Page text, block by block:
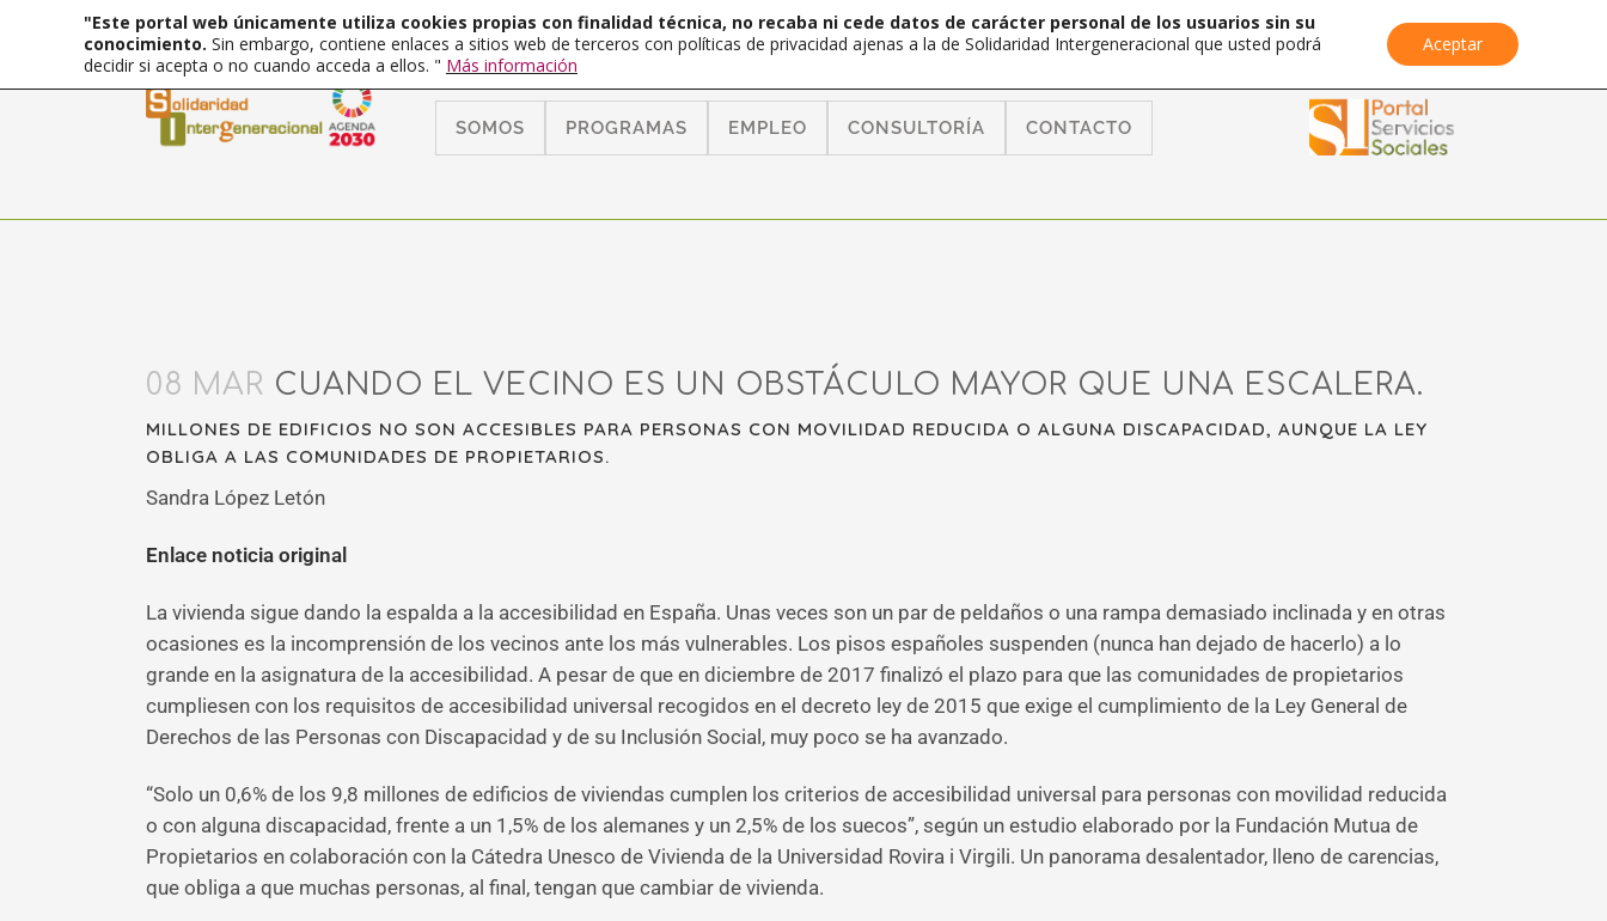
SOMOS PROGRAMAS EMPLEO CONSULTORÍA CONTACTO
08 MAR CUANDO EL VECINO ES UN OBSTÁCULO MAYOR QUE UNA ESCALERA.
MILLONES DE EDIFICIOS NO SON ACCESIBLES PARA PERSONAS CON MOVILIDAD REDUCIDA O ALGUNA DISCAPACIDAD, AUNQUE LA LEY
OBLIGA A LAS COMUNIDADES DE PROPIETARIOS.
Sandra López Letón
Enlace noticia original
La vivienda sigue dando la espalda a la accesibilidad en España. Unas veces son un par de peldaños o una rampa demasiado inclinada y en otras
ocasiones es la incomprensión de los vecinos ante los más vulnerables. Los pisos españoles suspenden (nunca han dejado de hacerlo) a lo
grande en la asignatura de la accesibilidad. A pesar de que en diciembre de 2017 finalizó el plazo para que las comunidades de propietarios
cumpliesen con los requisitos de accesibilidad universal recogidos en el decreto ley de 2015 que exige el cumplimiento de la Ley General de
Derechos de las Personas con Discapacidad y de su Inclusión Social, muy poco se ha avanzado.
“Solo un 0,6% de los 9,8 millones de edificios de viviendas cumplen los criterios de accesibilidad universal para personas con movilidad reducida
o con alguna discapacidad, frente a un 1,5% de los alemanes y un 2,5% de los suecos”, según un estudio elaborado por la Fundación Mutua de
Propietarios en colaboración con la Cátedra Unesco de Vivienda de la Universidad Rovira i Virgili. Un panorama desalentador, lleno de carencias,
que obliga a que muchas personas, al final, tengan que cambiar de vivienda.
"Este portal web únicamente utiliza cookies propias con finalidad técnica, no recaba ni cede datos de carácter personal de los usuarios sin su
conocimiento. Sin embargo, contiene enlaces a sitios web de terceros con políticas de privacidad ajenas a la de Solidaridad Intergeneracional que usted podrá
decidir si acepta o no cuando acceda a ellos. " Más información
Aceptar